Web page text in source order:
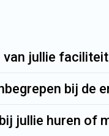
van jullie
bij de
jullie huren of